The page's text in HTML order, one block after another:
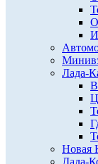
Лада-
Новая
Лада-